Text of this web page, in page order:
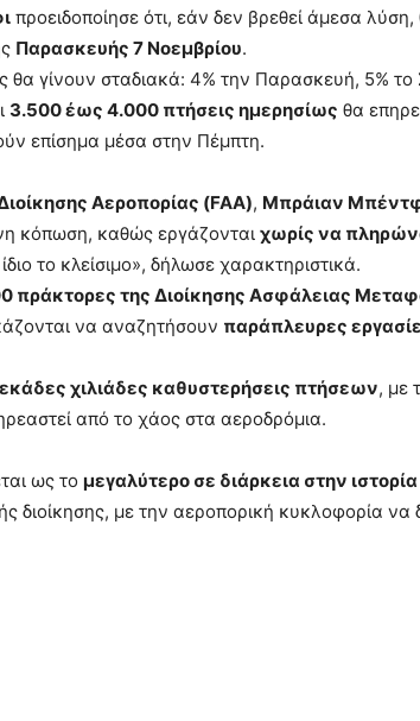
προειδοποίησε ότι, εάν δεν βρεθεί άμεσα
Παρασκευής 7 Νοεμβρίου.
θα γίνουν σταδιακά: 4% την Παρασκευή, 5%
3.500 έως 4.000 πτήσεις ημερησίως θα
επίσημα μέσα στην Πέμπτη.
Αεροπορίας (FAA), Μπράιαν
κόπωση, καθώς εργάζονται χωρίς να
το κλείσιμο», δήλωσε χαρακτηριστικά.
πράκτορες της Διοίκησης Ασφάλειας
να αναζητήσουν παράπλευρες
χιλιάδες καθυστερήσεις πτήσεων, με
από το χάος στα αεροδρόμια.
ως το μεγαλύτερο σε διάρκεια στην
διοίκησης, με την αεροπορική κυκλοφορία